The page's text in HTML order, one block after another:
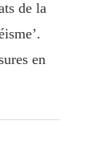
de la
en